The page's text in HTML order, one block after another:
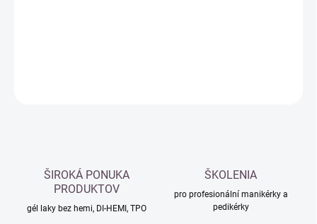
ŠIROKÁ PONUKA
PRODUKTOV
gél laky bez hemi, DI-HEMI, TPO
ŠKOLENIA
pro profesionální manikérky a
pedikérky